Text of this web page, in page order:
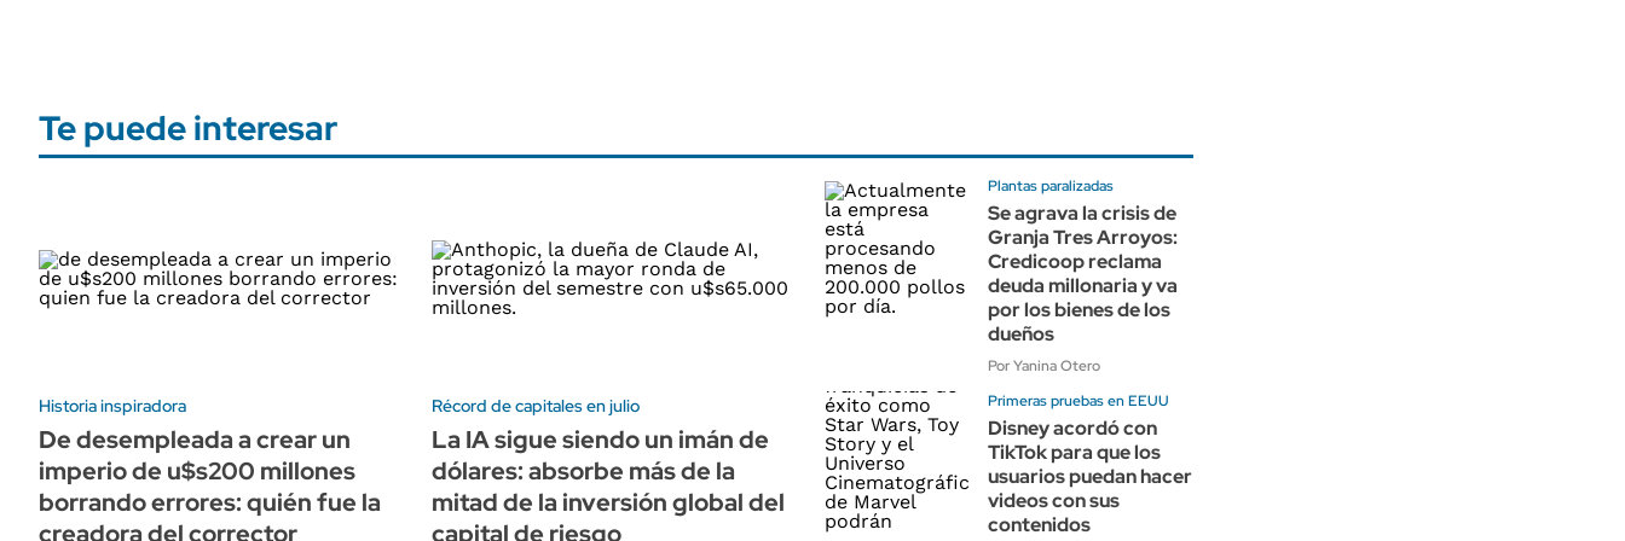
Te puede interesar
Historia inspiradora
De desempleada a crear un
imperio de u$s200 millones
borrando errores: quién fue la
creadora del corrector
Récord de capitales en julio
La IA sigue siendo un imán de
dólares: absorbe más de la
mitad de la inversión global del
capital de riesgo
Plantas paralizadas
Se agrava la crisis de
Granja Tres Arroyos:
Credicoop reclama
deuda millonaria y va
por los bienes de los
dueños
Por Yanina Otero
Primeras pruebas en EEUU
Disney acordó con
TikTok para que los
usuarios puedan hacer
videos con sus
contenidos